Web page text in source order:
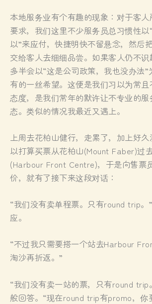
本地服务业有个有趣的现象：对于客
要求，我们这里不少服务员总习惯性以
以”来应付，快捷明快不留悬念，然后
交给客人去细细品尝。如果客人仍不
多半会以“这是公司政策，我也没办法
有的一丝希望。这便是我们习以为常
态度，是我们常年的默许让不专业的
态。类似的情况我最近又遇上。
上周去花柏山健行，走累了，加上好
以打算买票从花柏山(Mount Faber)过
(Harbour Front Centre)，于是向售票
价，就有了接下来这段对话：
“我们没有卖单程票。只有round trip。
应。
“不过我只需要搭一个站去Harbour
淘沙再折返。”
“我们没有卖一站的票，只有round trip
般回答。“现在round trip有promo，你